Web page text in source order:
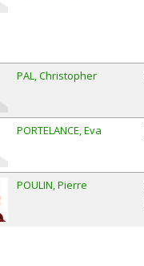
PAL Christopher
PORTELANCE Eva
POULIN Pierre